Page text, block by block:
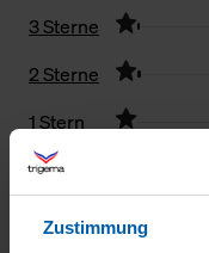
Zustimmung
3 Sterne
2 Sterne
1 Stern
Filter zurücksetzen